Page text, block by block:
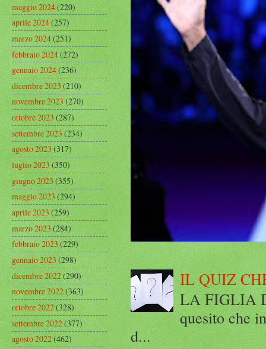
IL QUIZ
LA FIGLIA
quesito che
d...
maggio 2024(220)
aprile 2024(257)
marzo 2024(251)
febbraio 2024(272)
gennaio 2024(236)
dicembre 2023(210)
novembre 2023(270)
ottobre 2023(287)
settembre 2023(234)
agosto 2023(317)
luglio 2023(350)
giugno 2023(355)
maggio 2023(294)
aprile 2023(259)
marzo 2023(284)
febbraio 2023(229)
gennaio 2023(298)
dicembre 2022(290)
novembre 2022(363)
ottobre 2022(328)
settembre 2022(377)
agosto 2022(462)